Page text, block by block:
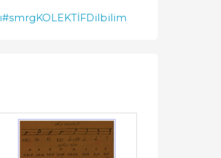
#smrgKOLEKTİFDilbilim